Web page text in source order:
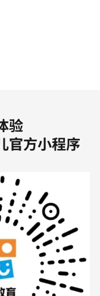
验
官方小程序